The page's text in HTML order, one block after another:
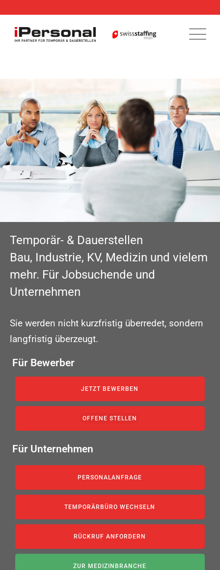
Temporär- & Dauerstellen
Bau, Industrie, KV, Medizin und vielem
mehr. Für Jobsuchende und
Unternehmen
Sie werden nicht kurzfristig überredet, sondern
langfristig überzeugt.
Für Bewerber
JETZT BEWERBEN
OFFENE STELLEN
Für Unternehmen
PERSONALANFRAGE
TEMPORÄRBÜRO WECHSELN
RÜCKRUF ANFORDERN
ZUR MEDIZINBRANCHE